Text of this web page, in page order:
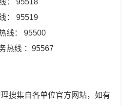
： 95518
： 95519
线： 95500
热线 ：95567
搜集自各单位官方网站，如有